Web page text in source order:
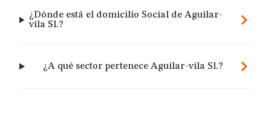
¿Dónde está el domicilio Social de Aguilar-
vila Sl.?
¿A qué sector pertenece Aguilar-vila Sl.?